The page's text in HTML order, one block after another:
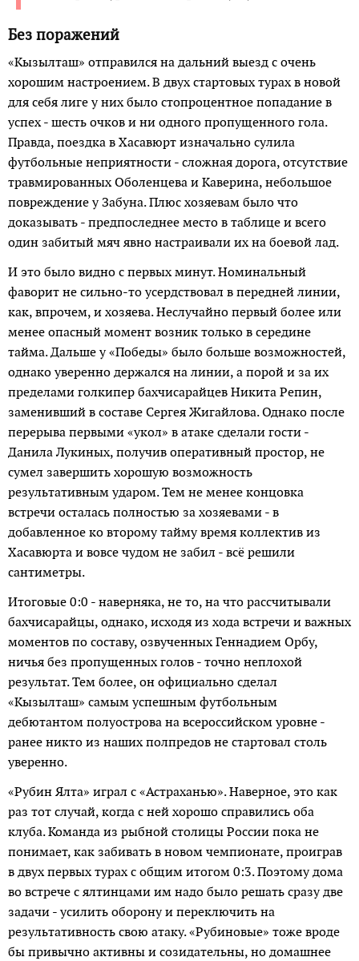
Без поражений
«Кызылташ» отправился на дальний выезд с очень
хорошим настроением. В двух стартовых турах в новой
для себя лиге у них было стопроцентное попадание в
успех - шесть очков и ни одного пропущенного гола.
Правда, поездка в Хасавюрт изначально сулила
футбольные неприятности - сложная дорога, отсутствие
травмированных Оболенцева и Каверина, небольшое
повреждение у Забуна. Плюс хозяевам было что
доказывать - предпоследнее место в таблице и всего
один забитый мяч явно настраивали их на боевой лад.
И это было видно с первых минут. Номинальный
фаворит не сильно-то усердствовал в передней линии,
как, впрочем, и хозяева. Неслучайно первый более или
менее опасный момент возник только в середине
тайма. Дальше у «Победы» было больше возможностей,
однако уверенно держался на линии, а порой и за их
пределами голкипер бахчисарайцев Никита Репин,
заменивший в составе Сергея Жигайлова. Однако после
перерыва первыми «укол» в атаке сделали гости -
Данила Лукиных, получив оперативный простор, не
сумел завершить хорошую возможность
результативным ударом. Тем не менее концовка
встречи осталась полностью за хозяевами - в
добавленное ко второму тайму время коллектив из
Хасавюрта и вовсе чудом не забил - всё решили
сантиметры.
Итоговые 0:0 - наверняка, не то, на что рассчитывали
бахчисарайцы, однако, исходя из хода встречи и важных
моментов по составу, озвученных Геннадием Орбу,
ничья без пропущенных голов - точно неплохой
результат. Тем более, он официально сделал
«Кызылташ» самым успешным футбольным
дебютантом полуострова на всероссийском уровне -
ранее никто из наших полпредов не стартовал столь
уверенно.
«Рубин Ялта» играл с «Астраханью». Наверное, это как
раз тот случай, когда с ней хорошо справились оба
клуба. Команда из рыбной столицы России пока не
понимает, как забивать в новом чемпионате, проиграв
в двух первых турах с общим итогом 0:3. Поэтому дома
во встрече с ялтинцами им надо было решать сразу две
задачи - усилить оборону и переключить на
результативность свою атаку. «Рубиновые» тоже вроде
бы привычно активны и созидательны, но домашнее